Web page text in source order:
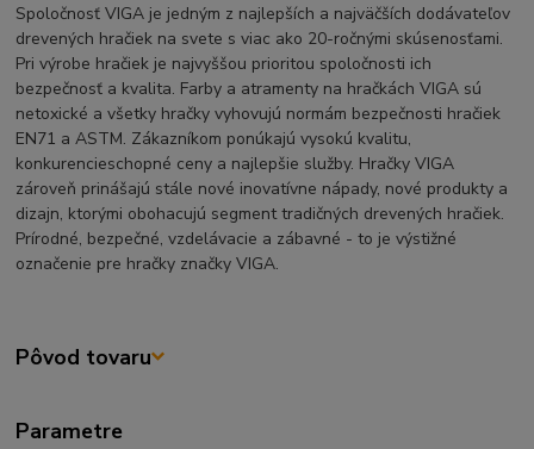
Spoločnosť VIGA je jedným z najlepších a najväčších dodávateľov
drevených hračiek na svete s viac ako 20-ročnými skúsenosťami.
Pri výrobe hračiek je najvyššou prioritou spoločnosti ich
bezpečnosť a kvalita. Farby a atramenty na hračkách VIGA sú
netoxické a všetky hračky vyhovujú normám bezpečnosti hračiek
EN71 a ASTM. Zákazníkom ponúkajú vysokú kvalitu,
konkurencieschopné ceny a najlepšie služby. Hračky VIGA
zároveň prinášajú stále nové inovatívne nápady, nové produkty a
dizajn, ktorými obohacujú segment tradičných drevených hračiek.
Prírodné, bezpečné, vzdelávacie a zábavné - to je výstižné
označenie pre hračky značky VIGA.
Pôvod tovaru
Parametre